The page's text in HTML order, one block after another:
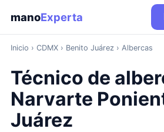
manoExperta
Inicio › CDMX› Benito Juárez › Albercas
Técnico de
Narvarte
Juárez